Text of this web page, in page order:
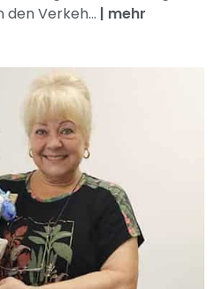
Verkeh... | mehr